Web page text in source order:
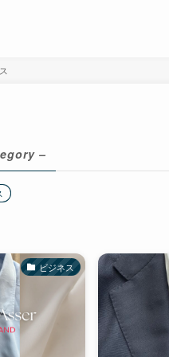
–
ビジネス